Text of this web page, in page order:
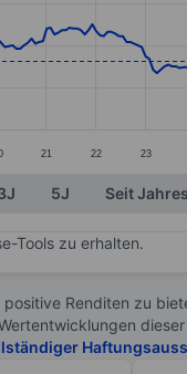
3.13 to 4.83.
21 22 23
5J Seit
Tools zu erhalten.
Renditen zu